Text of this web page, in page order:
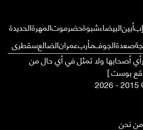
إبأبينالبيضاءشبوةحضرموتالمهرةالحديدة
صعدةالجوفمأربعمرانالضالعسقطرى
رأي أصحابها ولا تمثل في أي حال من
بوست ]
من نحن